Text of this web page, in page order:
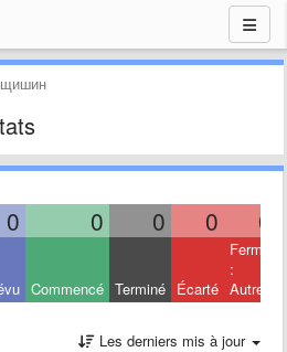
0 0 0 0 0
Commencé Terminé Écarté
Fermé
:
Autres
Les derniers mis à jour